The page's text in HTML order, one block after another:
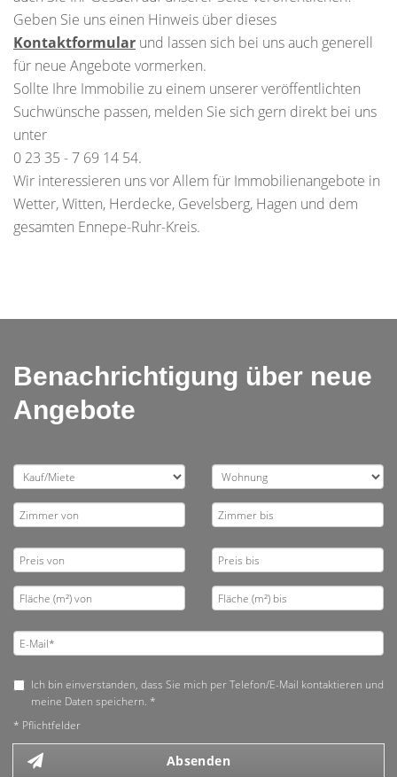
Geben Sie uns einen Hinweis über dieses
Kontaktformular und lassen sich bei uns auch generell
für neue Angebote vormerken.
Sollte Ihre Immobilie zu einem unserer veröffentlichten
Suchwünsche passen, melden Sie sich gern direkt bei uns
unter
0 23 35 - 7 69 14 54.
Wir interessieren uns vor Allem für Immobilienangebote in
Wetter, Witten, Herdecke, Gevelsberg, Hagen und dem
gesamten Ennepe-Ruhr-Kreis.
Benachrichtigung über neue
Angebote
Ich bin einverstanden, dass Sie mich per Telefon/E-Mail kontaktieren und
meine Daten speichern. *
* Pflichtfelder
Absenden